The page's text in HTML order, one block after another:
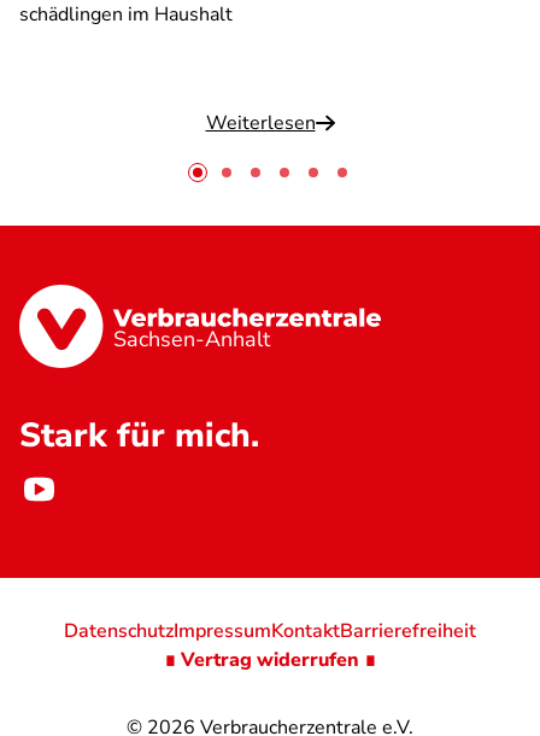
schädlingen im Haushalt
Weiterlesen
Sachsen-Anhalt
Stark für mich.
© 2026 Verbraucherzentrale e.V.
DatenschutzImpressumKontaktBarrierefreiheit
∎ Vertrag widerrufen ∎